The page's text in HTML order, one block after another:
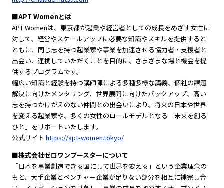
■APT Womenとは
APT Womenは、東京都が起業や経営者としての成長をめざす女性に
対して、経営やスケールアップに必要な知識やスキルを提供すると
ともに、同じ志を持つ起業家や事業を加速させる協力者・支援者と
出会い、連携していただくことを目的に、さまざまな場と機会を提
供するプログラムです。
幅広い知識と経験を持つ講師陣による多種多様な講義、個社の課題
解決に向けたメンタリング、世界展開に向けたバックアップ、高い
志を持つかけがえのない仲間との出会いにより、将来の日本や世界
を変える起業家や、多くの女性のロールモデルとなる「未来を創る
ひと」をサポートいたします。
公式サイト https://apt-women.tokyo/
■株式会社ゼロワンブースターについて
「日本を事業創造できる国にして世界を変える」という企業理念の
もと、大手企業とベンチャー企業が足りない部分を相互に補完し合